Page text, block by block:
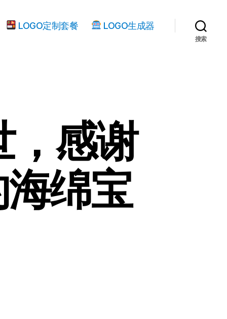
LOGO定制套餐 LOGO生成器
搜索
，感谢
绵宝